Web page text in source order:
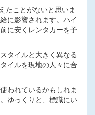
たことがないと思いま
に影響されます。ハイ
に安くレンタカーを予
タイルと大きく異なる
イルを現地の人々に合
われているかもしれま
ゆっくりと、標識にい